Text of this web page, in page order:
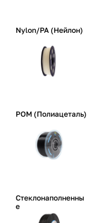
Nylon/PA (Нейлон)
POM (Полиацеталь)
Стеклонаполненны
е